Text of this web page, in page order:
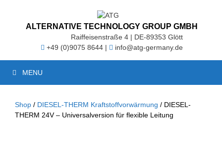
springenALTERNATIVE TECHNOLOGY GROUP GMBH
Raiffeisenstraße 4 | DE-89353 Glött
+49 (0)9075 8644 |
info@atg-germany.de
MENU
Shop / DIESEL-THERM Kraftstoffvorwärmung / DIESEL-
THERM 24V – Universalversion für flexible Leitung